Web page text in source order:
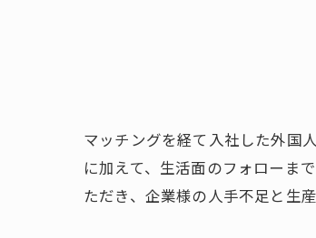
マッチングを経て入社した外国
に加えて、生活面のフォローま
ただき、企業様の人手不足と生